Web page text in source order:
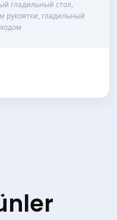
гладильный стол,
рукоятки, гладильный